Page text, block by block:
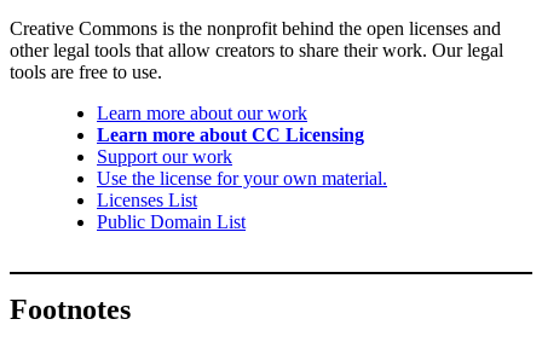
Creative Commons is the nonprofit behind the open licenses and
other legal tools that allow creators to share their work. Our legal
tools are free to use.
Learn more about our work
Learn more about CC Licensing
Support our work
Use the license for your own material.
Licenses List
Public Domain List
Footnotes